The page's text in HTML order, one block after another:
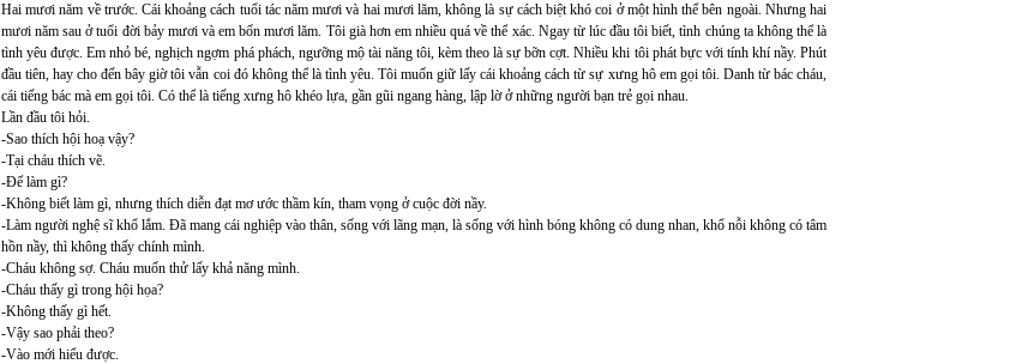
Hai mươi năm về trước. Cái khoảng cách tuổi tác năm mươi và hai mươi lăm, không là sự cách biệt khó coi ở một hình thể bên ngoài. Nhưng hai
mươi năm sau ở tuổi đời bảy mươi và em bốn mươi lăm. Tôi già hơn em nhiều quá về thể xác. Ngay từ lúc đầu tôi biết, tình chúng ta không thể là
tình yêu được. Em nhỏ bé, nghịch ngợm phá phách, ngưỡng mộ tài năng tôi, kèm theo là sự bỡn cợt. Nhiều khi tôi phát bực với tính khí nầy. Phút
đầu tiên, hay cho đến bây giờ tôi vẫn coi đó không thể là tình yêu. Tôi muốn giữ lấy cái khoảng cách từ sự xưng hô em gọi tôi. Danh từ bác cháu,
cái tiếng bác mà em gọi tôi. Có thể là tiếng xưng hô khéo lựa, gần gũi ngang hàng, lập lờ ở những người bạn trẻ gọi nhau.
Lần đầu tôi hỏi.
-Sao thích hội hoạ vậy?
-Tại cháu thích vẽ.
-Để làm gì?
-Không biết làm gì, nhưng thích diễn đạt mơ ước thầm kín, tham vọng ở cuộc đời nầy.
-Làm người nghệ sĩ khổ lắm. Đã mang cái nghiệp vào thân, sống với lãng mạn, là sống với hình bóng không có dung nhan, khổ nỗi không có tâm
hồn nầy, thì không thấy chính mình.
-Cháu không sợ. Cháu muốn thử lấy khả năng mình.
-Cháu thấy gì trong hội họa?
-Không thấy gì hết.
-Vậy sao phải theo?
-Vào mới hiểu được.